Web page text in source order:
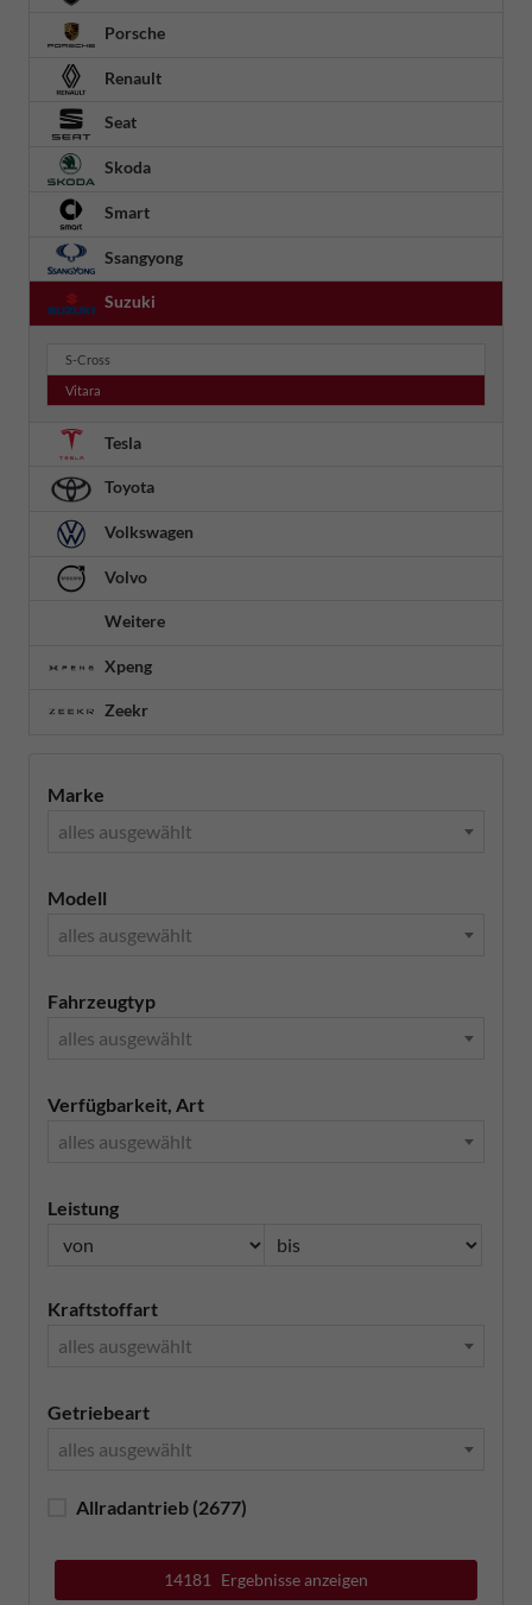
Porsche
Renault
Seat
Skoda
Smart
Ssangyong
Suzuki
S-Cross
Vitara
Tesla
Toyota
Volkswagen
Volvo
Weitere
Xpeng
Zeekr
Marke
alles ausgewählt
Modell
alles ausgewählt
Fahrzeugtyp
alles ausgewählt
Verfügbarkeit, Art
alles ausgewählt
Leistung
Kraftstoffart
alles ausgewählt
Getriebeart
alles ausgewählt
Allradantrieb (2677)
14181 Ergebnisse anzeigen